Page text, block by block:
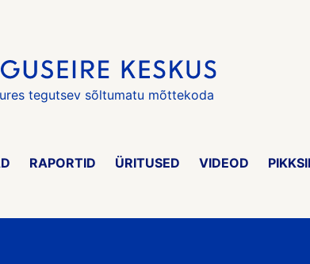
tegutsev sõltumatu mõttekoda
RAPORTID ÜRITUSED VIDEOD